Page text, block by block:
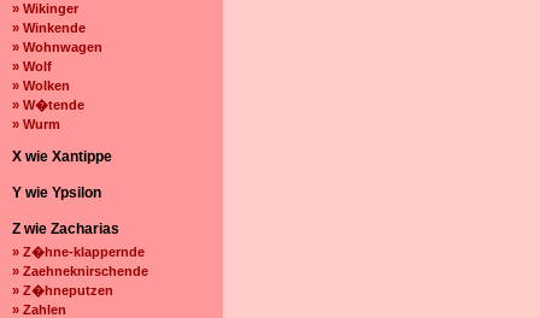
» Wikinger
» Winkende
» Wohnwagen
» Wolf
» Wolken
» W�tende
» Wurm
X wie Xantippe
Y wie Ypsilon
Z wie Zacharias
» Z�hne-klappernde
» Zaehneknirschende
» Z�hneputzen
» Zahlen